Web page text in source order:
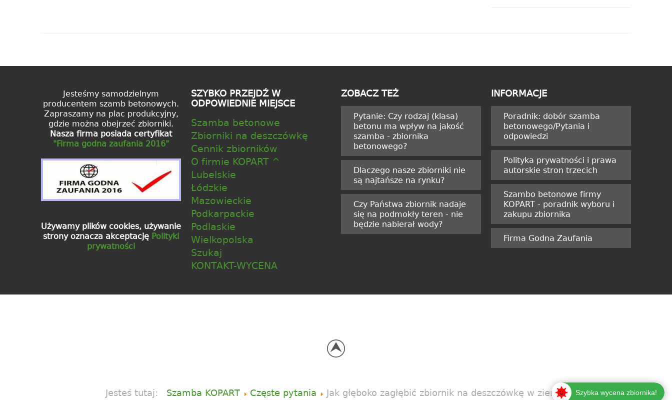
Jesteśmy samodzielnym
producentem szamb betonowych.
Zapraszamy na plac produkcyjny,
gdzie można obejrzeć zbiorniki.
Nasza firma posiada certyfikat
"Firma godna zaufania 2016"
Używamy plików cookies, używanie
strony oznacza akceptację Polityki
prywatności
SZYBKO PRZEJDŹ W
ODPOWIEDNIE MIEJSCE
Szamba betonowe
Zbiorniki na deszczówkę
Cennik zbiorników
O firmie KOPART ^
Lubelskie
Łódzkie
Mazowieckie
Podkarpackie
Podlaskie
Wielkopolska
Szukaj
KONTAKT-WYCENA
ZOBACZ TEŻ
Pytanie: Czy rodzaj (klasa)
betonu ma wpływ na jakość
szamba - zbiornika
betonowego?
Dlaczego nasze zbiorniki nie
są najtańsze na rynku?
Czy Państwa zbiornik nadaje
się na podmokły teren - nie
będzie nabierał wody?
INFORMACJE
Poradnik: dobór szamba
betonowego/Pytania i
odpowiedzi
Polityka prywatności i prawa
autorskie stron trzecich
Szambo betonowe firmy
KOPART - poradnik wyboru i
zakupu zbiornika
Firma Godna Zaufania
Jesteś tutaj: Szamba KOPART Częste pytania Jak głęboko zagłębić zbiornik na deszczówkę w ziemi? Szybka wycena zbiornika!